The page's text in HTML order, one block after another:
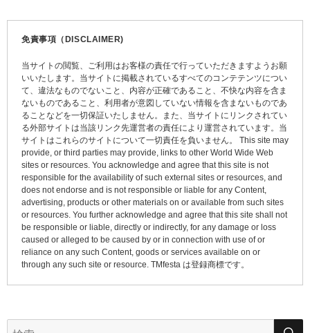
免責事項（DISCLAIMER)
当サイトの閲覧、ご利用はお客様の責任で行っていただきますようお願
いいたします。当サイトに掲載されているすべてのコンテテンツについ
て、違法なものでないこと、内容が正確であること、不快な内容を含ま
ないものであること、利用者が意図していない情報を含まないものであ
ることなどを一切保証いたしません。また、当サイトにリンクされてい
る外部サイトは当該リンク先運営者の責任により運営されています。当
サイトはこれらのサイトについて一切責任を負いません。 This site may
provide, or third parties may provide, links to other World Wide Web
sites or resources. You acknowledge and agree that this site is not
responsible for the availability of such external sites or resources, and
does not endorse and is not responsible or liable for any Content,
advertising, products or other materials on or available from such sites
or resources. You further acknowledge and agree that this site shall not
be responsible or liable, directly or indirectly, for any damage or loss
caused or alleged to be caused by or in connection with use of or
reliance on any such Content, goods or services available on or
through any such site or resource. TMfesta は登録商標です。